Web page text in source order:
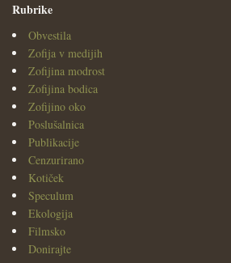
Rubrike
Obvestila
Zofija v medijih
Zofijina modrost
Zofijina bodica
Zofijino oko
Poslušalnica
Publikacije
Cenzurirano
Kotiček
Speculum
Ekologija
Filmsko
Donirajte